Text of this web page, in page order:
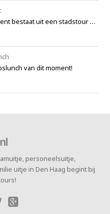
bestaat uit een stadstour …
van dit moment!
personeelsuitje,
uitje in Den Haag begint bij